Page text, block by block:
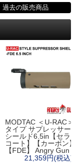
過去の販売商品
MODTAC ＜U-RAC
タイプ サプレッサー
シールド6.5in【セラ
コート】【カーボン
【FDE】 Angry Gun
21,359円(税込)